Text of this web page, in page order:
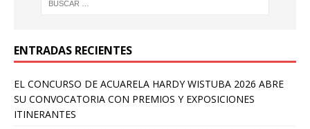
ENTRADAS RECIENTES
EL CONCURSO DE ACUARELA HARDY WISTUBA 2026 ABRE
SU CONVOCATORIA CON PREMIOS Y EXPOSICIONES
ITINERANTES